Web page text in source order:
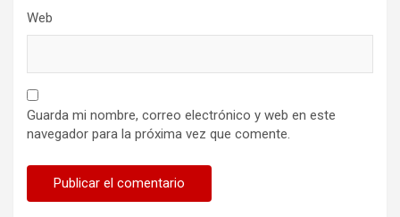
Web
Guarda mi nombre, correo electrónico y web en este
navegador para la próxima vez que comente.